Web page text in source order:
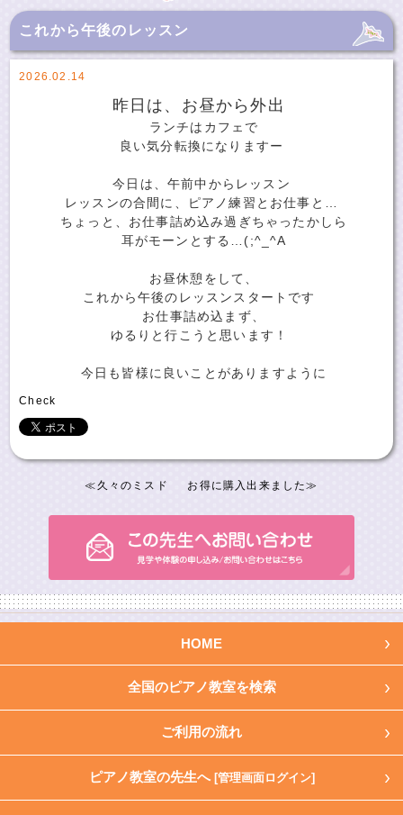
これから午後のレッスン
2026.02.14
昨日は、お昼から外出
ランチはカフェで
良い気分転換になりますー
今日は、午前中からレッスン
レッスンの合間に、ピアノ練習とお仕事と…
ちょっと、お仕事詰め込み過ぎちゃったかしら
耳がモーンとする…(;^_^A
お昼休憩をして、
これから午後のレッスンスタートです
お仕事詰め込まず、
ゆるりと行こうと思います！
今日も皆様に良いことがありますように
Check
≪ 久々のミスド お得に購入出来ました≫
HOME
全国のピアノ教室を検索
ご利用の流れ
ピアノ教室の先生へ [管理画面ログイン]